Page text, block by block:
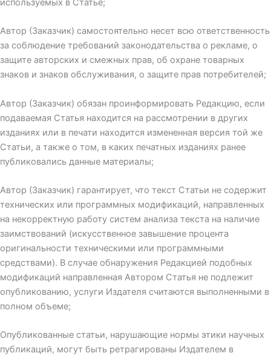
используемых в Статье;
Автор (Заказчик) самостоятельно несет всю ответственность
за соблюдение требований законодательства о рекламе, о
защите авторских и смежных прав, об охране товарных
знаков и знаков обслуживания, о защите прав потребителей;
Автор (Заказчик) обязан проинформировать Редакцию, если
подаваемая Статья находится на рассмотрении в других
изданиях или в печати находится измененная версия той же
Статьи, а также о том, в каких печатных изданиях ранее
публиковались данные материалы;
Автор (Заказчик) гарантирует, что текст Статьи не содержит
технических или программных модификаций, направленных
на некорректную работу систем анализа текста на наличие
заимствований (искусственное завышение процента
оригинальности техническими или программными
средствами). В случае обнаружения Редакцией подобных
модификаций направленная Автором Статья не подлежит
опубликованию, услуги Издателя считаются выполненными в
полном объеме;
Опубликованные статьи, нарушающие нормы этики научных
публикаций, могут быть ретрагированы Издателем в